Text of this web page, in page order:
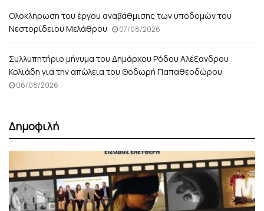
Ολοκλήρωση του έργου αναβάθμισης των υποδομών του
Νεστορίδειου Μελάθρου
07/08/2026
Συλλυπητήριο μήνυμα του Δημάρχου Ρόδου Αλέξανδρου
Κολιάδη για την απώλεια του Θοδωρή Παπαθεοδώρου
06/08/2026
Δημοφιλή